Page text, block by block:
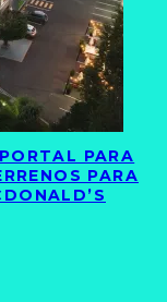
PARA
PARA